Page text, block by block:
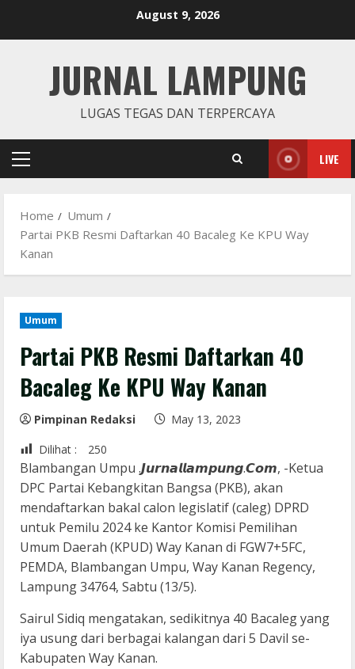
August 9, 2026
JURNAL LAMPUNG
LUGAS TEGAS DAN TERPERCAYA
Primary
LIVE
Home
Umum
Partai PKB Resmi Daftarkan 40 Bacaleg Ke KPU Way
Kanan
Umum
Partai PKB Resmi Daftarkan 40
Bacaleg Ke KPU Way Kanan
Pimpinan Redaksi
May 13, 2023
Dilihat :
250
Blambangan Umpu .𝙅𝙪𝙧𝙣𝙖𝙡𝙡𝙖𝙢𝙥𝙪𝙣𝙜.𝘾𝙤𝙢, -Ketua
DPC Partai Kebangkitan Bangsa (PKB), akan
mendaftarkan bakal calon legislatif (caleg) DPRD
untuk Pemilu 2024 ke Kantor Komisi Pemilihan
Umum Daerah (KPUD) Way Kanan di FGW7+5FC,
PEMDA, Blambangan Umpu, Way Kanan Regency,
Lampung 34764, Sabtu (13/5).
Sairul Sidiq mengatakan, sedikitnya 40 Bacaleg yang
iya usung dari berbagai kalangan dari 5 Davil se-
Kabupaten Way Kanan.